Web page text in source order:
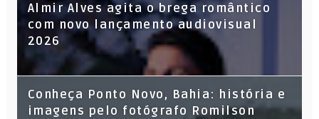
Almir Alves agita o brega romântico
com novo lançamento audiovisual
2026
Conheça Ponto Novo, Bahia: história e
imagens pelo fotógrafo Romilson